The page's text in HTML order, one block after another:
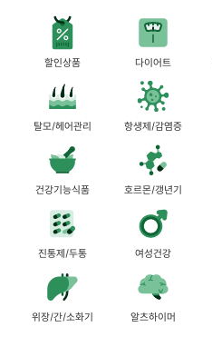
할인상품 다이어트
탈모/헤어관리 항생제/감염증
건강기능식품 호르몬/갱년기
진통제/두통 여성건강
위장/간/소화기 알츠하이머